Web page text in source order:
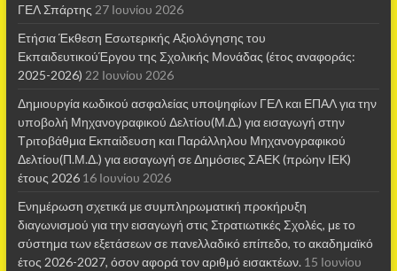
ΓΕΛ Σπάρτης 27 Ιουνίου 2026
Ετήσια Έκθεση Εσωτερικής Αξιολόγησης του
ΕκπαιδευτικούΈργου της Σχολικής Μονάδας (έτος αναφοράς:
2025-2026) 22 Ιουνίου 2026
Δημιουργία κωδικού ασφαλείας υποψηφίων ΓΕΛ και ΕΠΑΛ για την
υποβολή Μηχανογραφικού Δελτίου(Μ.Δ.) για εισαγωγή στην
Τριτοβάθμια Εκπαίδευση και Παράλληλου Μηχανογραφικού
Δελτίου(Π.Μ.Δ.) για εισαγωγή σε Δημόσιες ΣΑΕΚ (πρώην ΙΕΚ)
έτους 2026 16 Ιουνίου 2026
Ενημέρωση σχετικά με συμπληρωματική προκήρυξη
διαγωνισμού για την εισαγωγή στις Στρατιωτικές Σχολές, με το
σύστημα των εξετάσεων σε πανελλαδικό επίπεδο, το ακαδημαϊκό
έτος 2026-2027, όσον αφορά τον αριθμό εισακτέων. 15 Ιουνίου